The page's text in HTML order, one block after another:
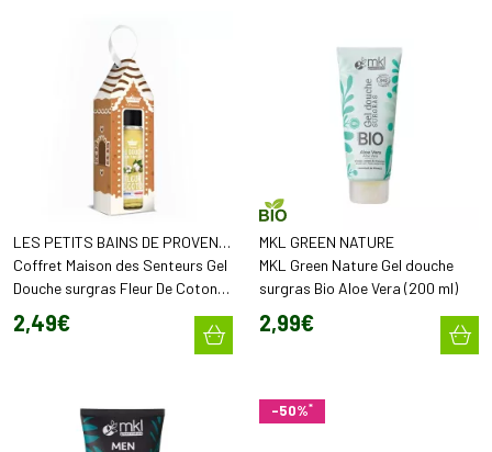
LES PETITS BAINS DE PROVENCE
Coffret Maison des Senteurs Gel
Douche surgras Fleur De Coton
(30 ml)
2,49€
MKL GREEN NATURE
MKL Green Nature Gel douche
surgras Bio Aloe Vera (200 ml)
2,99€
-50%*